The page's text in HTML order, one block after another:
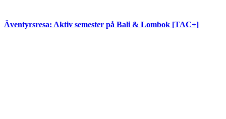
Äventyrsresa: Aktiv semester på Bali & Lombok [TAC+]